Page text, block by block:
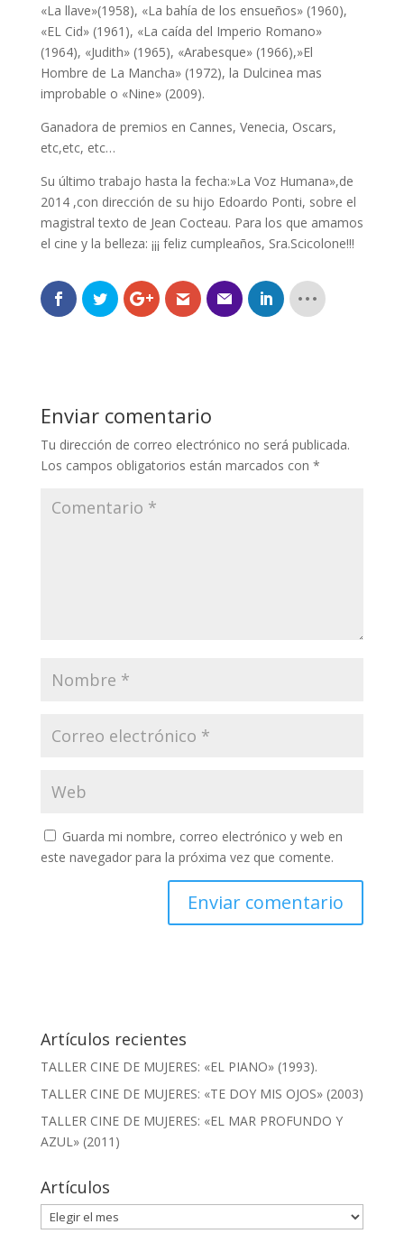
«La llave»(1958), «La bahía de los ensueños» (1960),
«EL Cid» (1961), «La caída del Imperio Romano»
(1964), «Judith» (1965), «Arabesque» (1966),»El
Hombre de La Mancha» (1972), la Dulcinea mas
improbable o «Nine» (2009).
Ganadora de premios en Cannes, Venecia, Oscars,
etc,etc, etc…
Su último trabajo hasta la fecha:»La Voz Humana»,de
2014 ,con dirección de su hijo Edoardo Ponti, sobre el
magistral texto de Jean Cocteau. Para los que amamos
el cine y la belleza: ¡¡¡ feliz cumpleaños, Sra.Scicolone!!!
Enviar comentario
Tu dirección de correo electrónico no será publicada.
Los campos obligatorios están marcados con *
Guarda mi nombre, correo electrónico y web en
este navegador para la próxima vez que comente.
Artículos recientes
TALLER CINE DE MUJERES: «EL PIANO» (1993).
TALLER CINE DE MUJERES: «TE DOY MIS OJOS» (2003)
TALLER CINE DE MUJERES: «EL MAR PROFUNDO Y
AZUL» (2011)
Artículos
Artículos